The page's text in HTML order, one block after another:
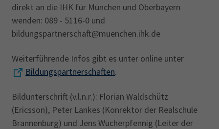
direkt an die IHK für München und Oberbayern
wenden: 089 - 5116-0 und
bildungspartnerschaft@muenchen.ihk.de
Weiterführende Infos gibt es unter online unter
Bildungspartnerschaften.
Bildunterschrift (v.l.n.r.): Florian Waldschütz
(Ericsson), Peter Lankes (Konrektor der Realschule
Brannenburg) und Jens Wucherpfennig (Leiter der